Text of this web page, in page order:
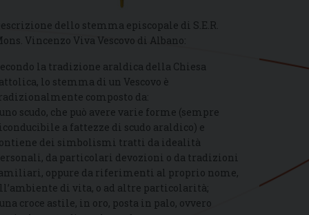
dello stemma episcopale di S.E.R.
Vincenzo Viva Vescovo di Albano:
la tradizione araldica della Chiesa
lo stemma di un Vescovo è
composto da:
scudo, che può avere varie forme (sempre
a fattezze di scudo araldico) e
dei simbolismi tratti da idealità
da particolari devozioni o da tradizioni
oppure da riferimenti al proprio nome,
di vita, o ad altre particolarità;
croce astile, in oro, posta in palo, ovvero